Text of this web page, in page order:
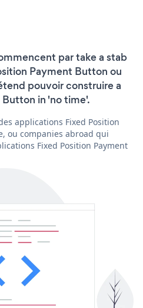
par take a stab
Payment Button ou
pouvoir construire a
in 'no time'.
applications Fixed Position
ou companies abroad qui
Fixed Position Payment